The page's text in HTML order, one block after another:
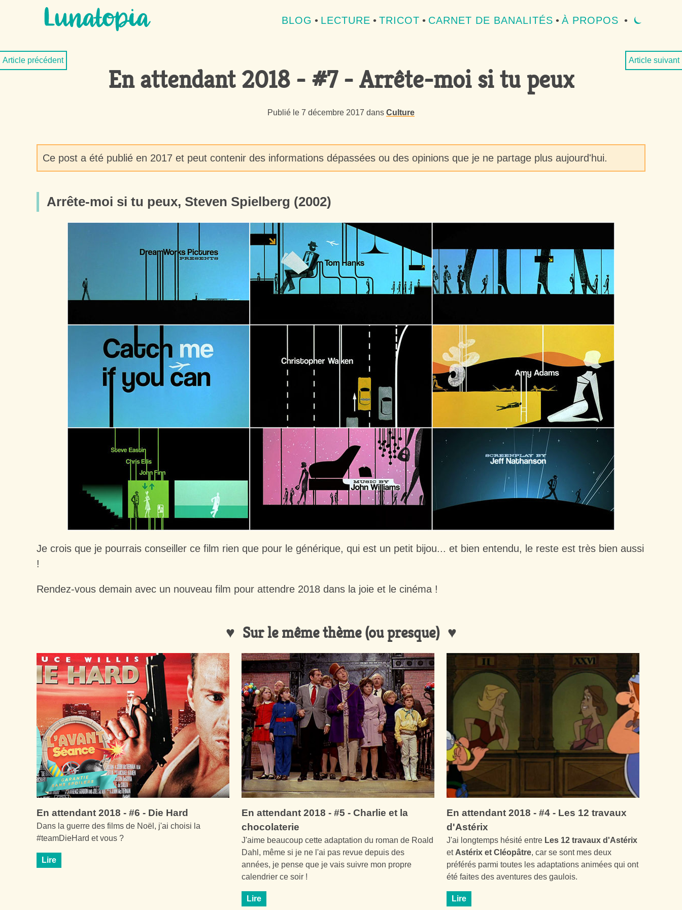
Aller au contenu
Aller au menu
BLOG • LECTURE • TRICOT • CARNET DE BANALITÉS • À PROPOS • ⏾
Article précédent Article suivant
En attendant 2018 - #7 - Arrête-moi si tu peux
Publié le 7 décembre 2017 dans Culture
Ce post a été publié en 2017 et peut contenir des informations dépassées ou des opinions que je ne partage plus aujourd'hui.
Arrête-moi si tu peux, Steven Spielberg (2002)
Je crois que je pourrais conseiller ce film rien que pour le générique, qui est un petit bijou... et bien entendu, le reste est très bien aussi
!
Rendez-vous demain avec un nouveau film pour attendre 2018 dans la joie et le cinéma !
Sur le même thème (ou presque)
En attendant 2018 - #6 - Die Hard
Dans la guerre des films de Noël, j'ai choisi la
#teamDieHard et vous ?
Lire
En attendant 2018 - #5 - Charlie et la
chocolaterie
J'aime beaucoup cette adaptation du roman de Roald
Dahl, même si je ne l'ai pas revue depuis des
années, je pense que je vais suivre mon propre
calendrier ce soir !
Lire
En attendant 2018 - #4 - Les 12 travaux
d'Astérix
J'ai longtemps hésité entre Les 12 travaux d'Astérix
et Astérix et Cléopâtre, car se sont mes deux
préférés parmi toutes les adaptations animées qui ont
été faites des aventures des gaulois.
Lire